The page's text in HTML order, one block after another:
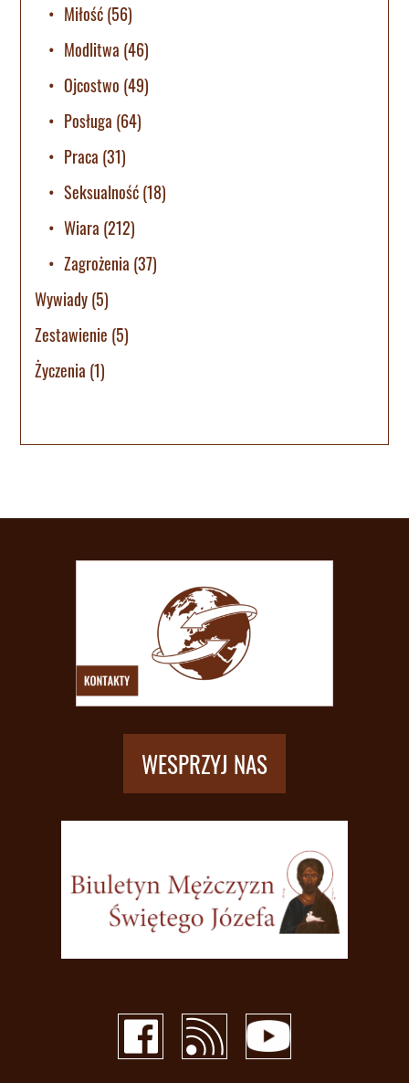
Miłość(56)
Modlitwa (46)
Ojcostwo (49)
Posługa (64)
Praca (31)
Seksualność(18)
Wiara (212)
Zagrożenia (37)
Wywiady(5)
Zestawienie (5)
Życzenia (1)
WESPRZYJ NAS